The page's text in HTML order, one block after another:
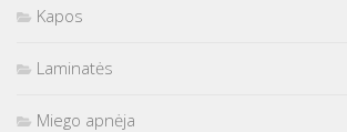
Kapos
Laminatės
Miego apnėja